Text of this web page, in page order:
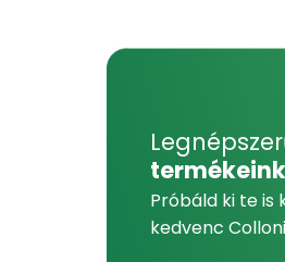
termékeink
Próbáld ki te is
kedvenc